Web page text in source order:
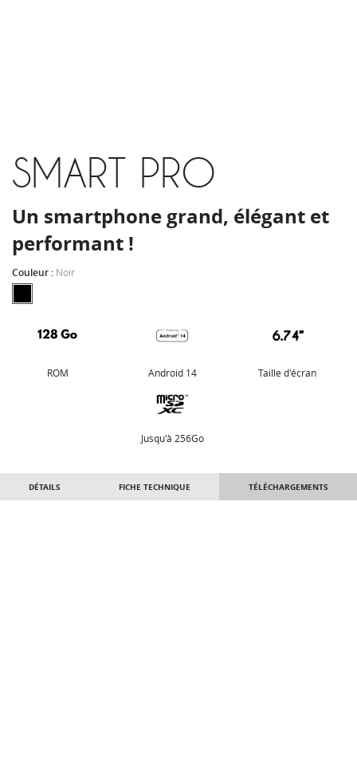
SMART PRO
Un smartphone grand, élégant et
performant !
Couleur : Noir
ROM Android 14 Taille d'écran
Jusqu'à 256Go
DÉTAILS FICHE TECHNIQUE TÉLÉCHARGEMENTS